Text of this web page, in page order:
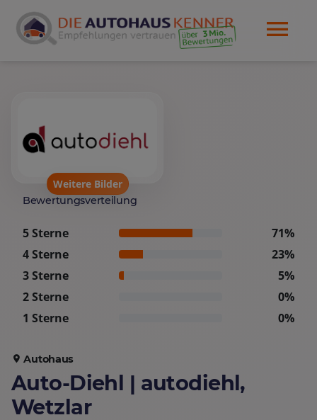
Weitere Bilder
Bewertungsverteilung
5 Sterne
71%
4 Sterne
23%
3 Sterne
5%
2 Sterne
0%
1 Sterne
0%
Autohaus
Auto-Diehl | autodiehl,
Wetzlar